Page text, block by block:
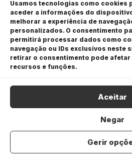
Usamos tecnologias como cookies
aceder a informações do
melhorar a experiência de
personalizados. O consentimento
permitirá processar dados como
navegação ou IDs exclusivos neste
retirar o consentimento pode
recursos e funções.
Aceitar
Negar
Gerir
Comercial:
comercial@bmcnews.com.br
Anuncie na BM&C News
A BM&C News conecta marcas a
através de TV, YouTube e
COPYRIGHT © 2026 BM&C News.